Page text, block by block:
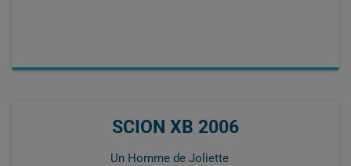
SCION XB 2006
Un Homme de Joliette